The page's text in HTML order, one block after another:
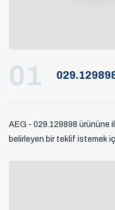
01
AEG - 029.129898 ürününe
belirleyen bir teklif istemek